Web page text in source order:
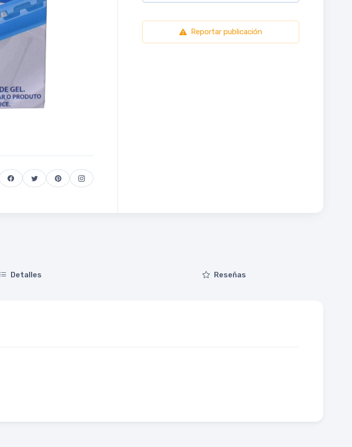
Reportar publicación
Detalles Reseñas